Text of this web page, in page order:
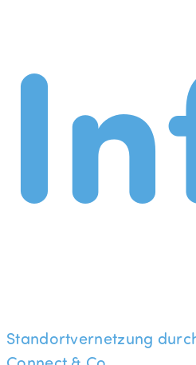
Standortvernetzung